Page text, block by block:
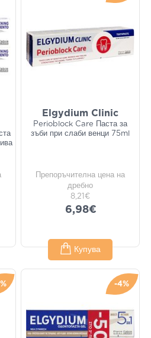
Elgydium Clinic
Perioblock Care Паста за
зъби при слаби венци 75ml
Препоръчителна цена на
дребно
8,21€
6,98€
Купува
-4%